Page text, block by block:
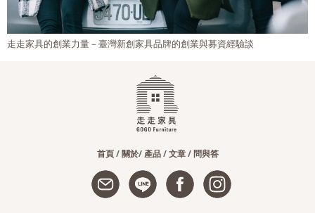
走走家具的創業力量－臺灣新創家具品牌的創業與募資經驗談
首頁/關於/產品/文章/問與答